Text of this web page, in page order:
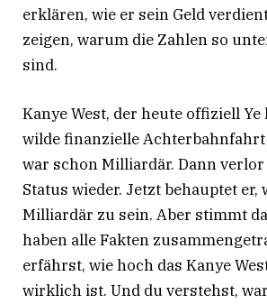
erklären, wie er sein Geld
zeigen, warum die Zahlen so
sind.
Kanye West, der heute offiziell
wilde finanzielle
war schon Milliardär. Dann
Status wieder. Jetzt behauptet er,
Milliardär zu sein. Aber stimmt
haben alle Fakten
erfährst, wie hoch das Kanye
wirklich ist. Und du verstehst,